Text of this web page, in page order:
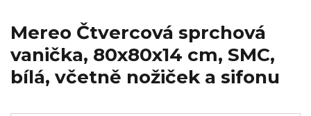
Mereo Čtvercová sprchová
vanička, 80x80x14 cm, SMC,
bílá, včetně nožiček a sifonu